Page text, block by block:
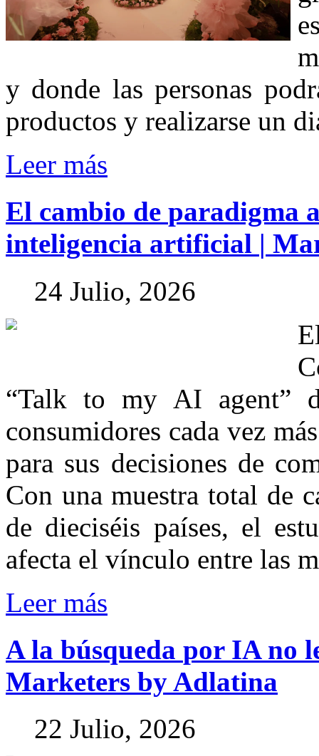
y donde las personas
productos y realizarse un
Leer más
El cambio de paradigma
inteligencia artificial |
24 Julio, 2026
“Talk to my AI agent”
consumidores cada vez
para sus decisiones de
Con una muestra total de
de dieciséis países, el
afecta el vínculo entre las
Leer más
A la búsqueda por IA no
Marketers byAdlatina
22 Julio, 2026